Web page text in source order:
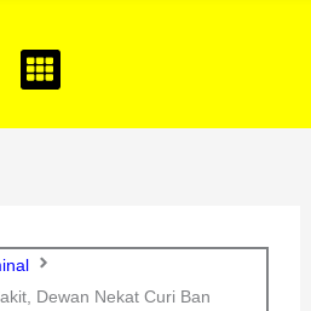
Dewan Nekat Curi Ban